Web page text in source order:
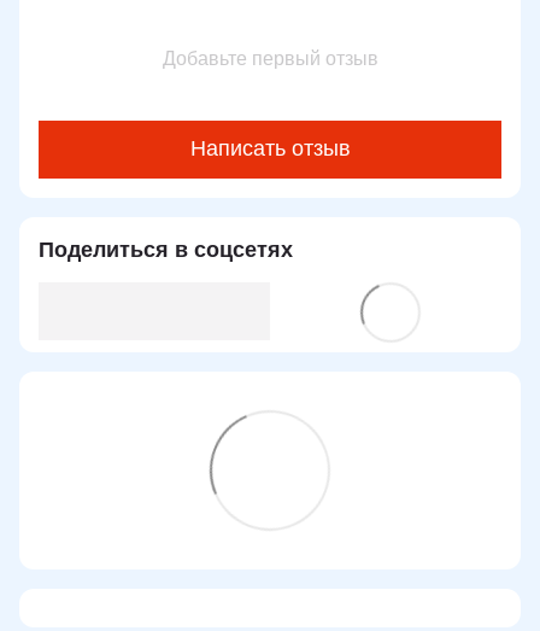
Добавьте первый отзыв
Написать отзыв
Поделиться в соцсетях